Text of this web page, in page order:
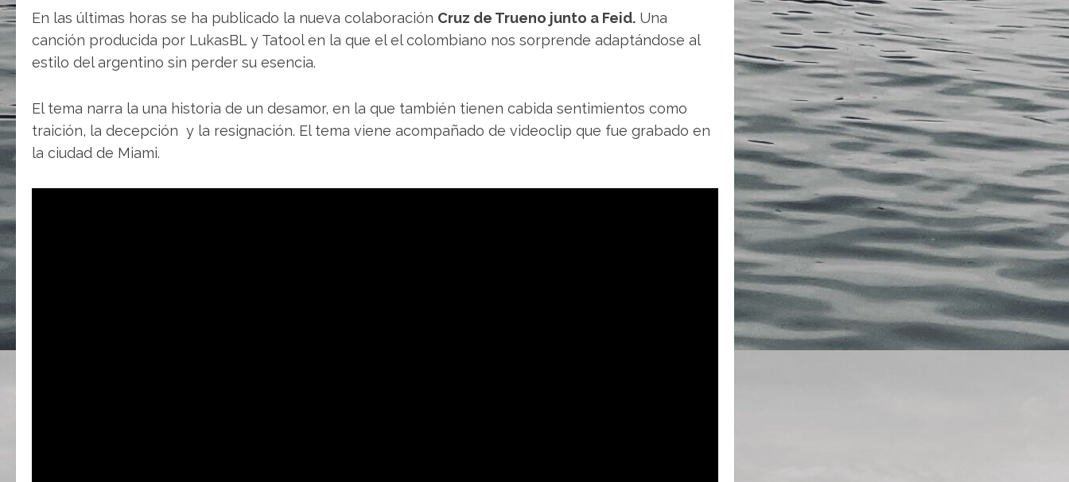
En las últimas horas se ha publicado la nueva colaboración Cruz de Trueno junto a Feid. Una
canción producida por LukasBL y Tatool en la que el el colombiano nos sorprende adaptándose al
estilo del argentino sin perder su esencia.
El tema narra la una historia de un desamor, en la que también tienen cabida sentimientos como
traición, la decepción y la resignación. El tema viene acompañado de videoclip que fue grabado en
la ciudad de Miami.